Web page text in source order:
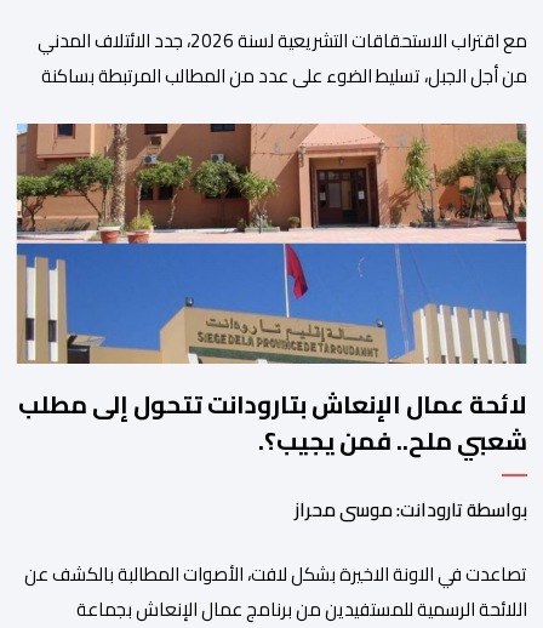
مع اقتراب الاستحقاقات التشريعية لسنة 2026، جدد الائتلاف المدني
من أجل الجبل، تسليط الضوء على عدد من المطالب المرتبطة بساكنة
فيها الأحزاب السياسية، إلى ادراج 10 التزامات ضمن برامجها الانتخابية
المنتظرة، في إطار تعاقد سياسي مع المناطق الجبلية والانتقال من
الوعود الانتخابية إلى التزامات عملية […]
لائحة عمال الإنعاش بتارودانت تتحول إلى مطلب
شعبي ملح.. فمن يجيب؟.
بواسطة تارودانت: موسى محراز
تصاعدت في الاونة الاخيرة بشكل لافت، الأصوات المطالبة بالكشف عن
اللائحة الرسمية للمستفيدين من برنامج عمال الإنعاش بجماعة